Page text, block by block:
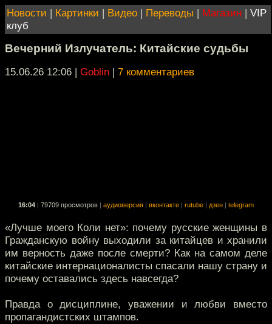
Новости | Картинки | Видео | Переводы | Магазин | VIP
клуб
Вечерний Излучатель: Китайские судьбы
15.06.26 12:06 | Goblin | 7 комментариев
16:04 79709 просмотров аудиоверсия вконтакте rutube дзен telegram
«Лучше моего Коли нет»: почему русские женщины в
Гражданскую войну выходили за китайцев и хранили
им верность даже после смерти? Как на самом деле
китайские интернационалисты спасали нашу страну и
почему оставались здесь навсегда?
Правда о дисциплине, уважении и любви вместо
пропагандистских штампов.